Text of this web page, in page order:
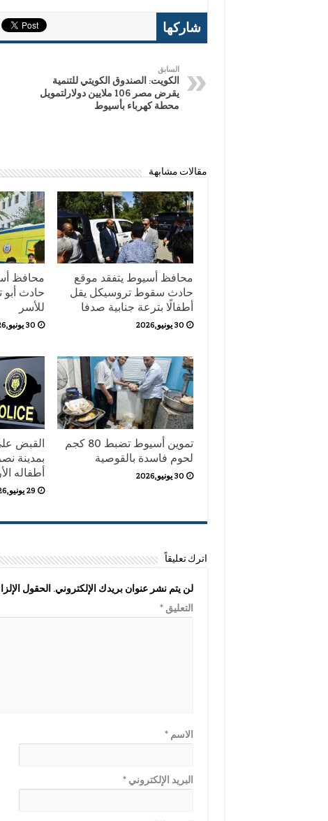
شاركها
السابق
الكويت: الصندوق الكويتي للتنمية
يقرض مصر 106 ملايين دولارلتمويل
محطة كهرباء بأسيوط
مقالات مشابهة
محافظ أسيوط يتفقد موقع
حادث سقوط تروسيكل يقل
أطفالًا بترعة جنابية صدفا
30 يونيو,2026
محافظ
حادث أبو
للأسر
30 يونيو,2026
تموين أسيوط تضبط 80 كجم
لحوم فاسدة بالقوصية
30 يونيو,2026
القبض
بمدينة
أطفاله
29 يونيو,2026
اترك تعليقاً
لن يتم نشر عنوان بريدك الإلكتروني. الحقول
التعليق*
الاسم*
البريد الإلكتروني*